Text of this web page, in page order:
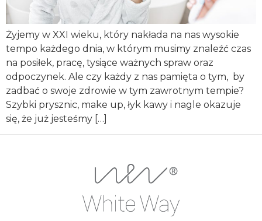
Żyjemy w XXI wieku, który nakłada na nas wysokie
tempo każdego dnia, w którym musimy znaleźć czas
na posiłek, pracę, tysiące ważnych spraw oraz
odpoczynek. Ale czy każdy z nas pamięta o tym, by
zadbać o swoje zdrowie w tym zawrotnym tempie?
Szybki prysznic, make up, łyk kawy i nagle okazuje
się, że już jesteśmy […]